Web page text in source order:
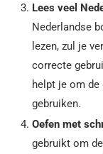
Lees veel
Nederlandse
lezen, zul je
correcte
helpt je om
gebruiken.
Oefen met
gebruikt om